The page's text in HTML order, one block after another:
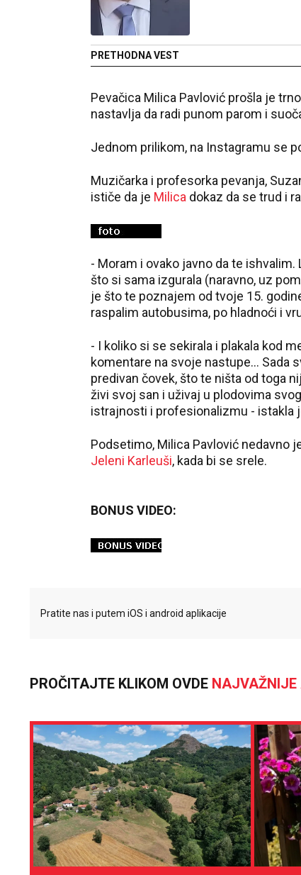
PRETHODNA VEST
Pevačica Milica Pavlović prošla je
nastavlja da radi punom parom i
Jednom prilikom, na Instagramu se
Muzičarka i profesorka pevanja,
ističe da je Milica dokaz da se trud i
- Moram i ovako javno da te
što si sama izgurala (naravno, uz
je što te poznajem od tvoje 15.
raspalim autobusima, po hladnoći i
- I koliko si se sekirala i plakala kod
komentare na svoje nastupe... Sada
predivan čovek, što te ništa od toga
živi svoj san i uživaj u plodovima
istrajnosti i profesionalizmu - istakla
Podsetimo, Milica Pavlović nedavno
Jeleni Karleuši, kada bi se srele.
BONUS VIDEO:
Pratite nas i putem iOS i android aplikacije
PROČITAJTE KLIKOM OVDE NAJVAŽNIJE